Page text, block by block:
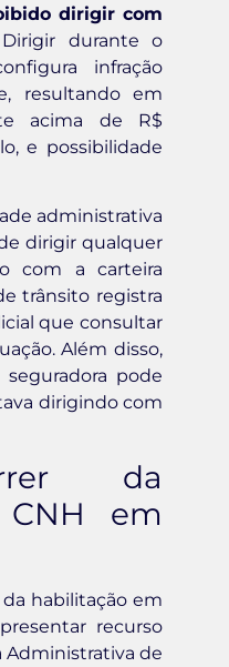
dirigir com
durante o
infração
resultando em
acima de R$
e possibilidade
administrativa
dirigir qualquer
com a carteira
trânsito registra
que consultar
Além disso,
pode
dirigindo com
da
em
habilitação em
recurso
Administrativa de